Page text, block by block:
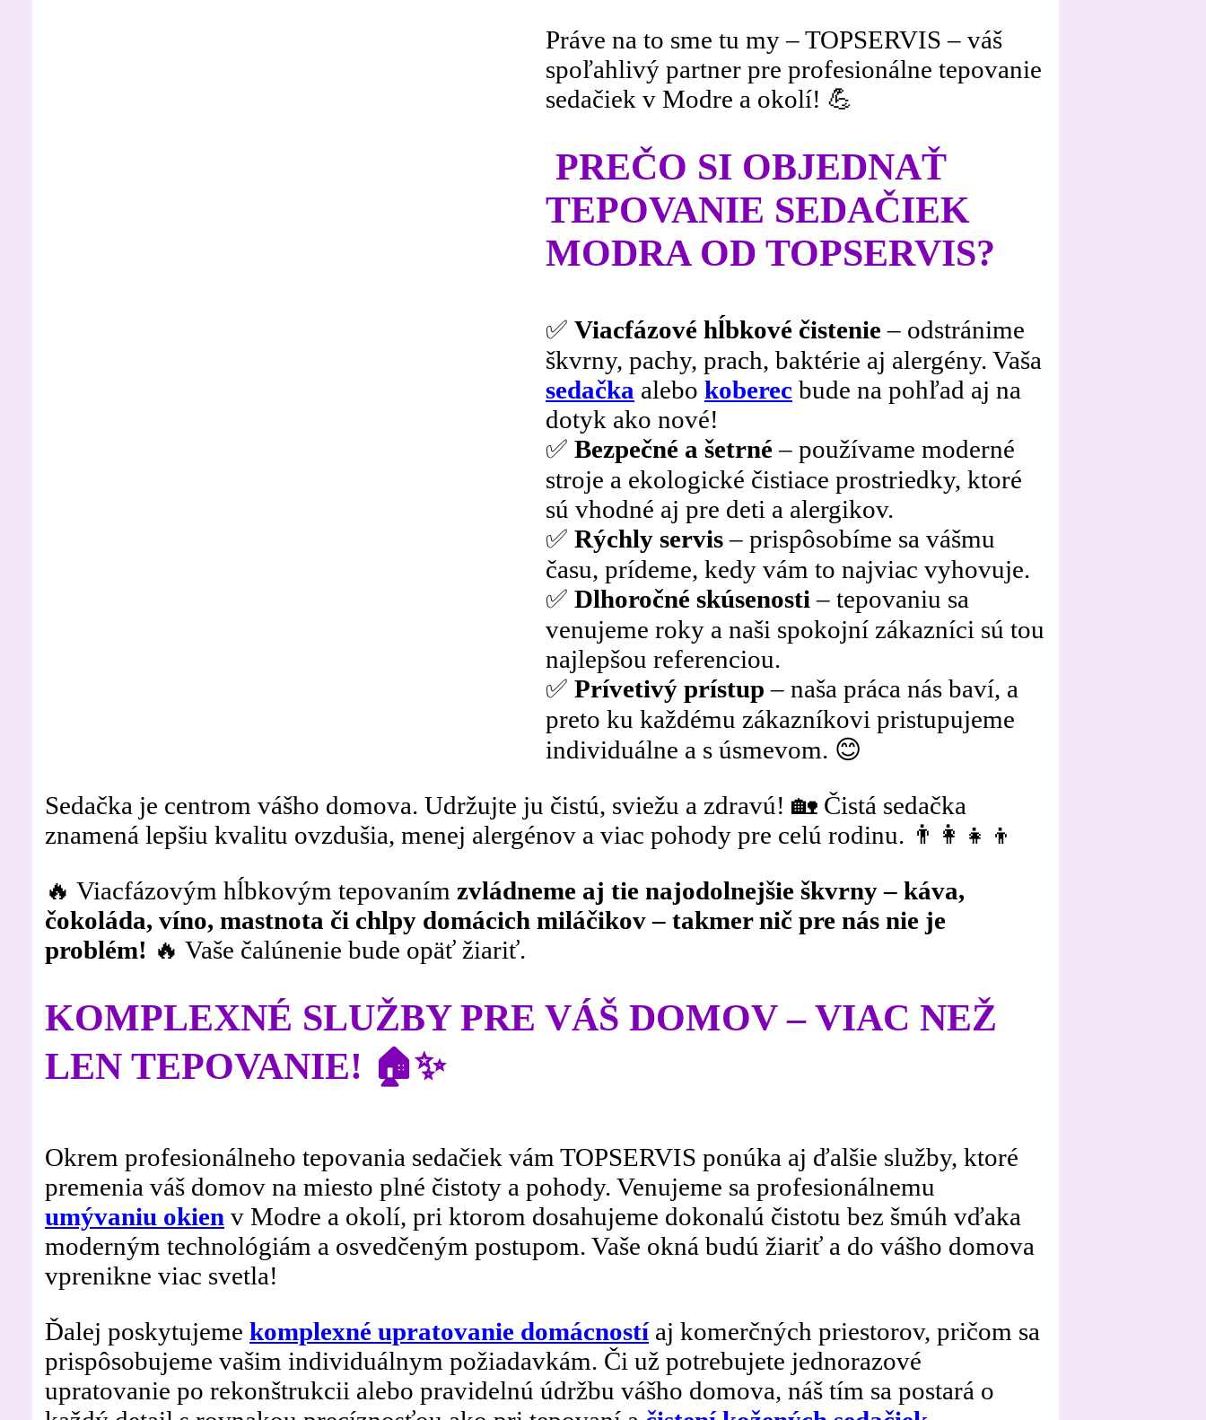
Práve na to sme tu my – TOPSERVIS – váš
spoľahlivý partner pre profesionálne tepovanie
sedačiek v Modre a okolí! 💪
PREČO SI OBJEDNAŤ
TEPOVANIE SEDAČIEK
MODRA OD TOPSERVIS?
✅ Viacfázové hĺbkové čistenie– odstránime
škvrny, pachy, prach, baktérie aj alergény. Vaša
sedačka alebo koberec bude na pohľad aj na
dotyk ako nové!
✅ Bezpečné a šetrné– používame moderné
stroje a ekologické čistiace prostriedky, ktoré
sú vhodné aj pre deti a alergikov.
✅ Rýchly servis– prispôsobíme sa vášmu
času, prídeme, kedy vám to najviac vyhovuje.
✅ Dlhoročné skúsenosti – tepovaniu sa
venujeme roky a naši spokojní zákazníci sú tou
najlepšou referenciou.
✅ Prívetivý prístup – naša práca nás baví, a
preto ku každému zákazníkovi pristupujeme
individuálne a s úsmevom. 😊
Sedačka je centrom vášho domova. Udržujte ju čistú, sviežu a zdravú! 🏡 Čistá sedačka
znamená lepšiu kvalitu ovzdušia, menej alergénov a viac pohody pre celú rodinu. 👨‍👩‍👧‍👦
🔥 Viacfázovým hĺbkovým tepovaním zvládneme aj tie najodolnejšie škvrny – káva,
čokoláda, víno, mastnota či chlpy domácich miláčikov – takmer nič pre nás nie je
problém! 🔥 Vaše čalúnenie bude opäť žiariť.
KOMPLEXNÉ SLUŽBY PRE VÁŠ DOMOV – VIAC NEŽ
LEN TEPOVANIE! 🏠✨
Okrem profesionálneho tepovania sedačiek vám TOPSERVIS ponúka aj ďalšie služby, ktoré
premenia váš domov na miesto plné čistoty a pohody. Venujeme sa profesionálnemu
umývaniu okien v Modre a okolí, pri ktorom dosahujeme dokonalú čistotu bez šmúh vďaka
moderným technológiám a osvedčeným postupom. Vaše okná budú žiariť a do vášho domova
vprenikne viac svetla!
Ďalej poskytujemekomplexné upratovanie domácností aj komerčných priestorov, pričom sa
prispôsobujeme vašim individuálnym požiadavkám. Či už potrebujete jednorazové
upratovanie po rekonštrukcii alebo pravidelnú údržbu vášho domova, náš tím sa postará o